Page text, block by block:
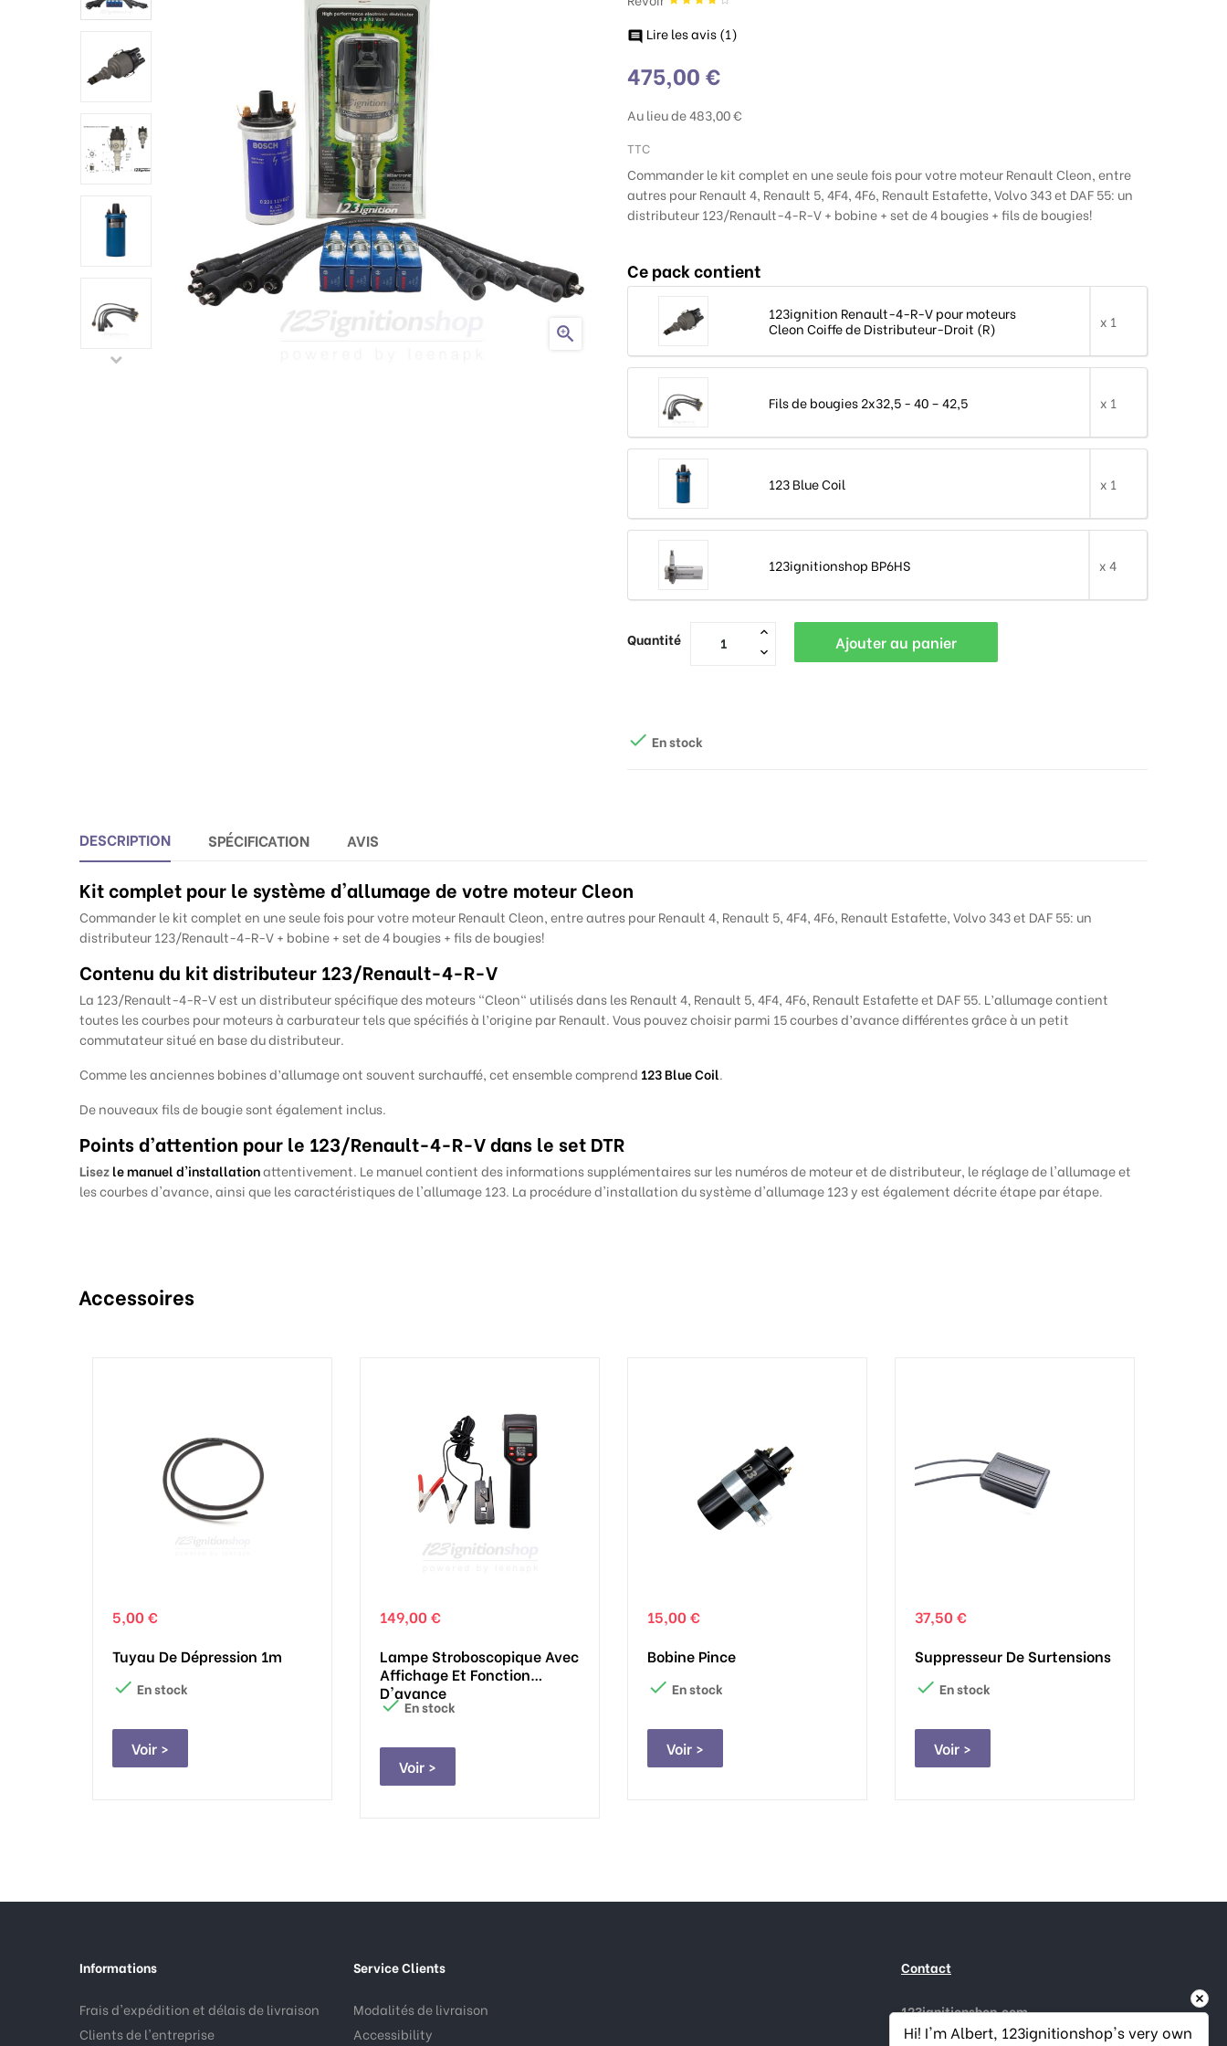

 Lire les avis (1)
475,00 €
Au lieu de 483,00 €
TTC
Commander le kit complet en une seule fois pour votre moteur Renault Cleon, entre
autres pour Renault 4, Renault 5, 4F4, 4F6, Renault Estafette, Volvo 343 et DAF 55: un
distributeur 123/Renault-4-R-V + bobine + set de 4 bougies + fils de bougies!
Ce pack contient
123ignition Renault-4-R-V pour moteurs
Cleon Coiffe de Distributeur-Droit (R)
x 1
Fils de bougies 2x32,5 - 40 – 42,5 x 1
123 Blue Coil x 1
123ignitionshop BP6HS x 4
Quantité Ajouter au panier
 En stock
DESCRIPTION SPÉCIFICATION AVIS
Kit complet pour le système d'allumage de votre moteur Cleon
Commander le kit complet en une seule fois pour votre moteur Renault Cleon, entre autres pour Renault 4, Renault 5, 4F4, 4F6, Renault Estafette, Volvo 343 et DAF 55: un
distributeur 123/Renault-4-R-V + bobine + set de 4 bougies + fils de bougies!
Contenu du kit distributeur 123/Renault-4-R-V
La 123/Renault-4-R-V est un distributeur spécifique des moteurs "Cleon" utilisés dans les Renault 4, Renault 5, 4F4, 4F6, Renault Estafette et DAF 55. L’allumage contient
toutes les courbes pour moteurs à carburateur tels que spécifiés à l’origine parRenault.Vouspouvez choisir parmi 15 courbes d’avance différentes grâce à un petit
commutateur situé en base du distributeur.
Comme les anciennes bobines d’allumage ont souvent surchauffé, cet ensemble comprend 123 Blue Coil.
De nouveaux fils de bougie sont également inclus.
Points d’attention pour le 123/Renault-4-R-V dans le set DTR
Lisezle manuel d'installationattentivement. Le manuel contient des informations supplémentaires sur les numéros de moteur et de distributeur, le réglage de l'allumage et
les courbes d'avance, ainsi que les caractéristiques de l'allumage 123. La procédure d'installation du système d'allumage 123 y est également décrite étape par étape.
Accessoires
5,00 €
Tuyau De Dépression 1m
 En stock
Voir >
149,00 €
Lampe Stroboscopique Avec
Affichage Et Fonction
D'avance
En stock
Voir >
15,00 €
Bobine Pince
 En stock
Voir >
37,50 €
Suppresseur De Surtensions
 En stock
Voir >
Informations
Frais d'expédition et délais de livraison
Clients de l'entreprise
Service Clients
Modalités de livraison
Accessibility
Contact
123ignitionshop.com
Gouderaksedijk 1
Hi! I'm Albert, 123ignitionshop's very own